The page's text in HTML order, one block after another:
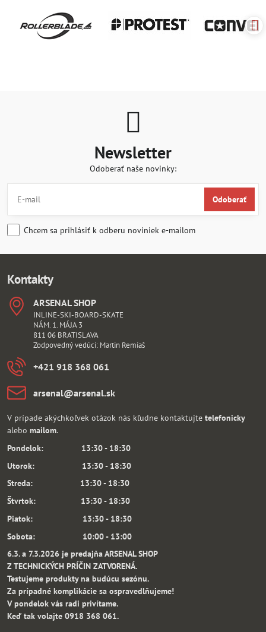
Newsletter
Odoberať naše novinky:
Odoberať
Chcem sa prihlásiť k odberu noviniek e-mailom
Kontakty
ARSENAL SHOP
INLINE-SKI-BOARD-SKATE
NÁM. 1. MÁJA 3
811 06 BRATISLAVA
Zodpovedný vedúci: Martin Remiaš
+421 918 368 061
arsenal​@arsenal​.sk
V prípade akýchkoľvek otázok nás kľudne kontaktujte telefonicky
alebo mailom.
Pondelok: 13:30 - 18:30
Utorok: 13:30 - 18:30
Streda: 13:30 - 18:30
Štvrtok: 13:30 - 18:30
Piatok: 13:30 - 18:30
Sobota: 10:00 - 13:00
6.3. a 7.3.2026 je predajňa ARSENAL SHOP
Z TECHNICKÝCH PRÍČIN ZATVORENÁ.
Testujeme produkty na budúcu sezónu.
Za prípadné komplikácie sa ospravedlňujeme!
V pondelok vás radi privítame.
Keď tak volajte 0918 368 061.